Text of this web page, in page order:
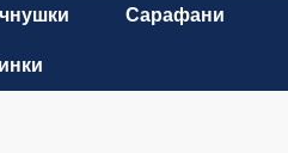
Сарафани